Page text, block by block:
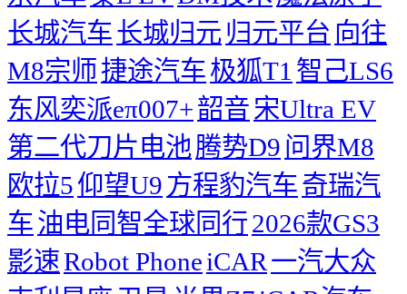
长城汽车长城归元 归元平台 向往
M8宗师 捷途汽车极狐T1 智己LS6
东风奕派eπ007+韶音 宋Ultra EV
第二代刀片电池腾势D9 问界M8
欧拉5仰望U9 方程豹汽车奇瑞汽
车油电同智全球同行2026款GS3
影速Robot PhoneiCAR一汽大众